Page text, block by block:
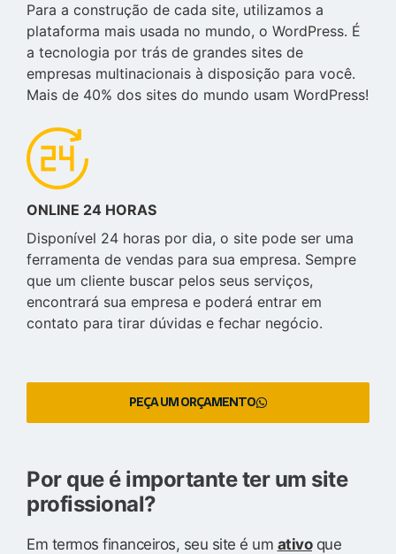
Para a construção de cada site, utilizamos a
plataforma mais usada no mundo, o WordPress. É
a tecnologia por trás de grandes sites de
empresas multinacionais à disposição para você.
Mais de 40% dos sites do mundo usam WordPress!
ONLINE 24 HORAS
Disponível 24 horas por dia, o site pode ser uma
ferramenta de vendas para sua empresa. Sempre
que um cliente buscar pelos seus serviços,
encontrará sua empresa e poderá entrar em
contato para tirar dúvidas e fechar negócio.
PEÇA UM ORÇAMENTO
Por que é importante ter um site
profissional?
Em termos financeiros, seu site é um ativoque